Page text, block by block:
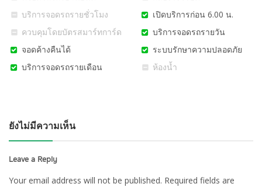
บริการจอดรถรายชั่วโมง
เปิดบริการก่อน 6.00 น.
ควบคุมโดยบัตรสมาร์ทการ์ด
บริการจอดรถรายวัน
จอดค้างคืนได้
ระบบรักษาความปลอดภัย
บริการจอดรถรายเดือน
ห้องน้ำ
ยังไม่มีความเห็น
Leave a Reply
Your email address will not be published. Required fields are